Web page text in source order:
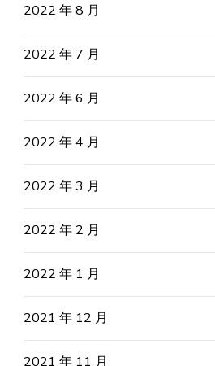
2022 年 8 月
2022 年 7 月
2022 年 6 月
2022 年 4 月
2022 年 3 月
2022 年 2 月
2022 年 1 月
2021 年 12 月
2021 年 11 月